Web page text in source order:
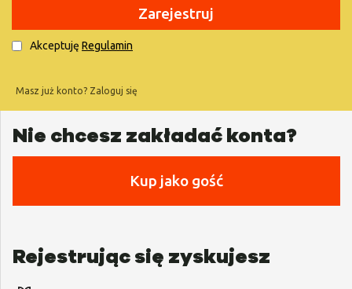
Czym jest dieta sokowa?
Metoda COLD PRESS
Najczęstsze pytania
Zarejestruj
Akceptuję Regulamin
Masz już konto? Zaloguj się
Nie chcesz zakładać konta?
Kup jako gość
Rejestrując się zyskujesz